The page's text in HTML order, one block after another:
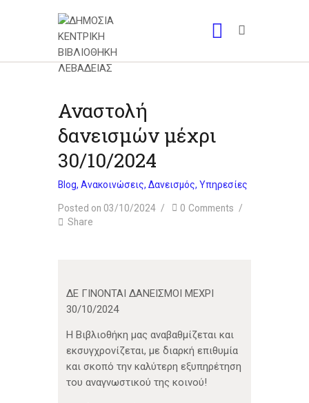
Αναστολή
δανεισμών μέχρι
30/10/2024
Blog, Ανακοινώσεις, Δανεισμός, Υπηρεσίες
Posted on 03/10/2024 0 Comments
Share
ΔΕ ΓΙΝΟΝΤΑΙ ΔΑΝΕΙΣΜΟΙ ΜΕΧΡΙ
30/10/2024
Η Βιβλιοθήκη μας αναβαθμίζεται και
εκσυγχρονίζεται, με διαρκή επιθυμία
και σκοπό την καλύτερη εξυπηρέτηση
του αναγνωστικού της κοινού!